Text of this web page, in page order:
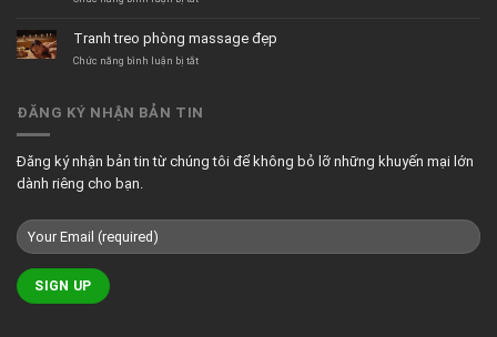
treo
quán
Tranh treo phòng massage đẹp
Chức năng bình luận bị tắtở
phòng
ĐĂNG KÝ NHẬN BẢN TIN
Đăng ký nhận bản tin từ chúng tôi để không bỏ lỡ những khuyến mại lớn
dành riêng cho bạn.